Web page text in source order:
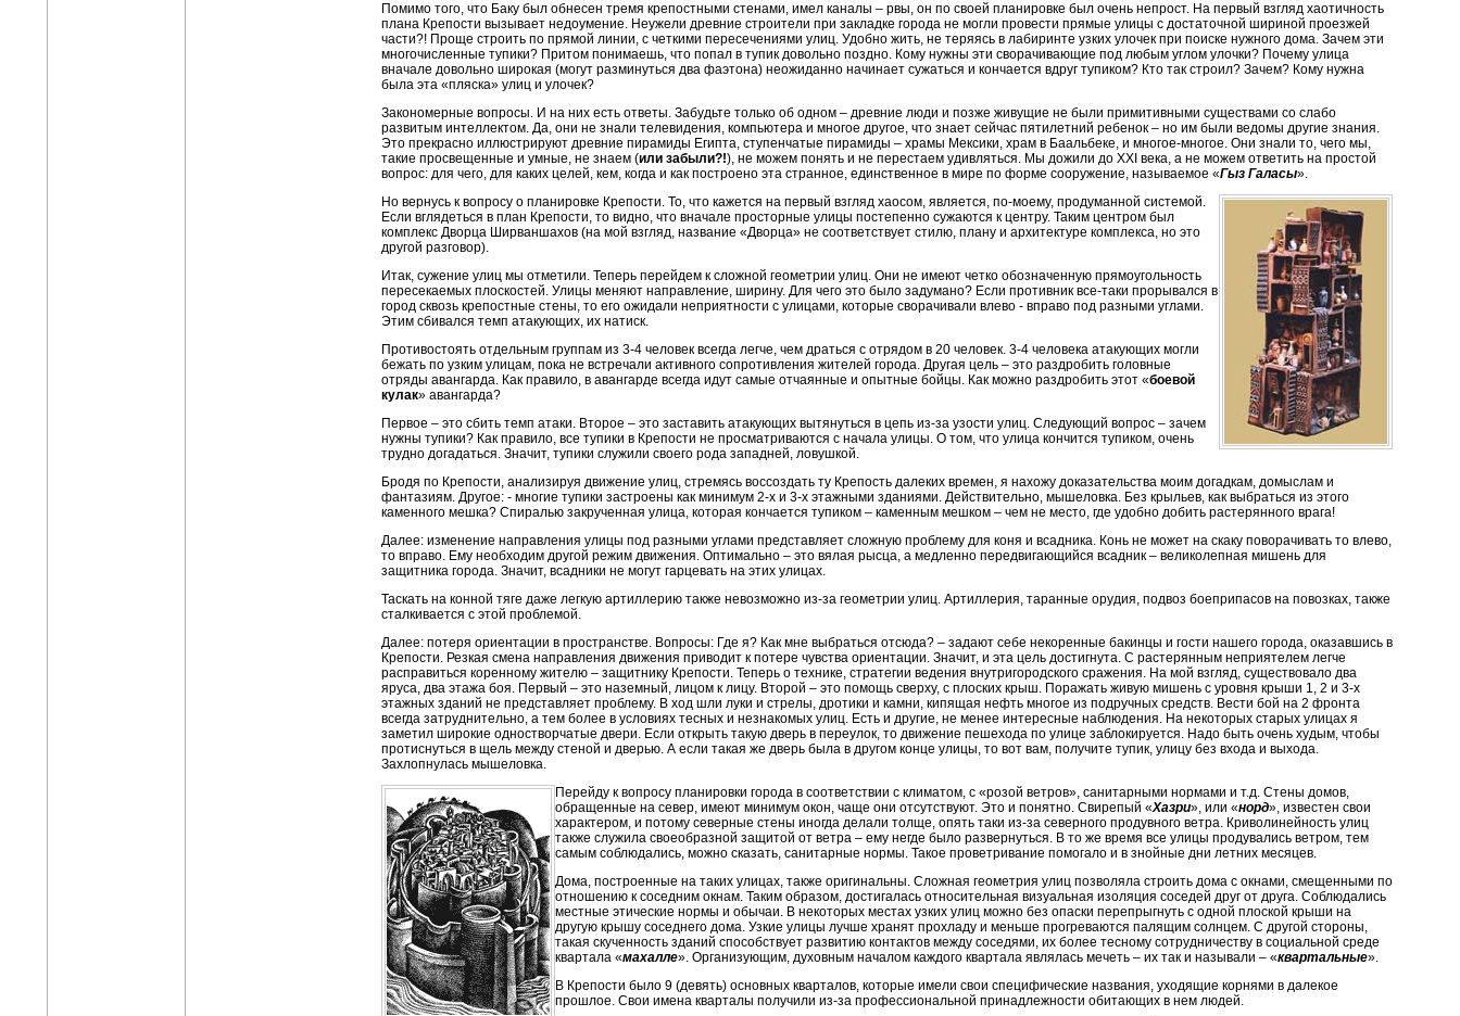
Помимо того, что Баку был обнесен тремя крепостными стенами, имел каналы – рвы, он по своей планировке был очень непрост. На первый взгляд хаотичность
плана Крепости вызывает недоумение. Неужели древние строители при закладке города не могли провести прямые улицы с достаточной шириной проезжей
части?! Проще строить по прямой линии, с четкими пересечениями улиц. Удобно жить, не теряясь в лабиринте узких улочек при поиске нужного дома. Зачем эти
многочисленные тупики? Притом понимаешь, что попал в тупик довольно поздно. Кому нужны эти сворачивающие под любым углом улочки? Почему улица
вначале довольно широкая (могут разминуться два фаэтона) неожиданно начинает сужаться и кончается вдруг тупиком? Кто так строил? Зачем? Кому нужна
была эта «пляска» улиц и улочек?
Закономерные вопросы. И на них есть ответы. Забудьте только об одном – древние люди и позже живущие не были примитивными существами со слабо
развитым интеллектом. Да, они не знали телевидения, компьютера и многое другое, что знает сейчас пятилетний ребенок – но им были ведомы другие знания.
Это прекрасно иллюстрируют древние пирамиды Египта, ступенчатые пирамиды – храмы Мексики, храм в Баальбеке, и многое-многое. Они знали то, чего мы,
такие просвещенные и умные, не знаем (или забыли?!), не можем понять и не перестаем удивляться. Мы дожили до XXI века, а не можем ответить на простой
вопрос: для чего, для каких целей, кем, когда и как построено эта странное, единственное в мире по форме сооружение, называемое «Гыз Галасы».
Но вернусь к вопросу о планировке Крепости. То, что кажется на первый взгляд хаосом, является, по-моему, продуманной системой.
Если вглядеться в план Крепости, то видно, что вначале просторные улицы постепенно сужаются к центру. Таким центром был
комплекс Дворца Ширваншахов (на мой взгляд, название «Дворца» не соответствует стилю, плану и архитектуре комплекса, но это
другой разговор).
Итак, сужение улиц мы отметили. Теперь перейдем к сложной геометрии улиц. Они не имеют четко обозначенную прямоугольность
пересекаемых плоскостей. Улицы меняют направление, ширину. Для чего это было задумано? Если противник все-таки прорывался в
город сквозь крепостные стены, то его ожидали неприятности с улицами, которые сворачивали влево - вправо под разными углами.
Этим сбивался темп атакующих, их натиск.
Противостоять отдельным группам из 3-4 человек всегда легче, чем драться с отрядом в 20 человек. 3-4 человека атакующих могли
бежать по узким улицам, пока не встречали активного сопротивления жителей города. Другая цель – это раздробить головные
отряды авангарда. Как правило, в авангарде всегда идут самые отчаянные и опытные бойцы. Как можно раздробить этот «боевой
кулак» авангарда?
Первое – это сбить темп атаки. Второе – это заставить атакующих вытянуться в цепь из-за узости улиц. Следующий вопрос – зачем
нужны тупики? Как правило, все тупики в Крепости не просматриваются с начала улицы. О том, что улица кончится тупиком, очень
трудно догадаться. Значит, тупики служили своего рода западней, ловушкой.
Бродя по Крепости, анализируя движение улиц, стремясь воссоздать ту Крепость далеких времен, я нахожу доказательства моим догадкам, домыслам и
фантазиям. Другое: - многие тупики застроены как минимум 2-х и 3-х этажными зданиями. Действительно, мышеловка. Без крыльев, как выбраться из этого
каменного мешка? Спиралью закрученная улица, которая кончается тупиком – каменным мешком – чем не место, где удобно добить растерянного врага!
Далее: изменение направления улицы под разными углами представляет сложную проблему для коня и всадника. Конь не может на скаку поворачивать то влево,
то вправо. Ему необходим другой режим движения. Оптимально – это вялая рысца, а медленно передвигающийся всадник – великолепная мишень для
защитника города. Значит, всадники не могут гарцевать на этих улицах.
Таскать на конной тяге даже легкую артиллерию также невозможно из-за геометрии улиц. Артиллерия, таранные орудия, подвоз боеприпасов на повозках, также
сталкивается с этой проблемой.
Далее: потеря ориентации в пространстве. Вопросы: Где я? Как мне выбраться отсюда? – задают себе некоренные бакинцы и гости нашего города, оказавшись в
Крепости. Резкая смена направления движения приводит к потере чувства ориентации. Значит, и эта цель достигнута. С растерянным неприятелем легче
расправиться коренному жителю – защитнику Крепости. Теперь о технике, стратегии ведения внутригородского сражения. На мой взгляд, существовало два
яруса, два этажа боя. Первый – это наземный, лицом к лицу. Второй – это помощь сверху, с плоских крыш. Поражать живую мишень с уровня крыши 1, 2 и 3-х
этажных зданий не представляет проблему. В ход шли луки и стрелы, дротики и камни, кипящая нефть многое из подручных средств. Вести бой на 2 фронта
всегда затруднительно, а тем более в условиях тесных и незнакомых улиц. Есть и другие, не менее интересные наблюдения. На некоторых старых улицах я
заметил широкие одностворчатые двери. Если открыть такую дверь в переулок, то движение пешехода по улице заблокируется. Надо быть очень худым, чтобы
протиснуться в щель между стеной и дверью. А если такая же дверь была в другом конце улицы, то вот вам, получите тупик, улицу без входа и выхода.
Захлопнулась мышеловка.
Перейду к вопросу планировки города в соответствии с климатом, с «розой ветров», санитарными нормами и т.д. Стены домов,
обращенные на север, имеют минимум окон, чаще они отсутствуют. Это и понятно. Свирепый «Хазри», или «норд», известен свои
характером, и потому северные стены иногда делали толще, опять таки из-за северного продувного ветра. Криволинейность улиц
также служила своеобразной защитой от ветра – ему негде было развернуться. В то же время все улицы продувались ветром, тем
самым соблюдались, можно сказать, санитарные нормы. Такое проветривание помогало и в знойные дни летних месяцев.
Дома, построенные на таких улицах, также оригинальны. Сложная геометрия улиц позволяла строить дома с окнами, смещенными по
отношению к соседним окнам. Таким образом, достигалась относительная визуальная изоляция соседей друг от друга. Соблюдались
местные этические нормы и обычаи. В некоторых местах узких улиц можно без опаски перепрыгнуть с одной плоской крыши на
другую крышу соседнего дома. Узкие улицы лучше хранят прохладу и меньше прогреваются палящим солнцем. С другой стороны,
такая скученность зданий способствует развитию контактов между соседями, их более тесному сотрудничеству в социальной среде
квартала «махалле». Организующим, духовным началом каждого квартала являлась мечеть – их так и называли – «квартальные».
В Крепости было 9 (девять) основных кварталов, которые имели свои специфические названия, уходящие корнями в далекое
прошлое. Свои имена кварталы получили из-за профессиональной принадлежности обитающих в нем людей.